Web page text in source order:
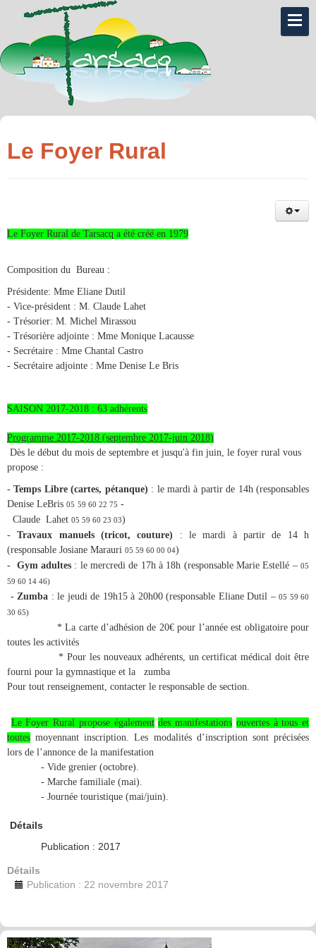
Le Foyer Rural
Le Foyer Rural de Tarsacq a été créé en 1979
Composition du Bureau :
Présidente: Mme Eliane Dutil
- Vice-président : M. Claude Lahet
- Trésorier: M. Michel Mirassou
- Trésorière adjointe : Mme Monique Lacausse
- Secrétaire : Mme Chantal Castro
- Secrétaire adjointe : Mme Denise Le Bris
SAISON 2017-2018 : 63 adhérents
Programme 2017-2018 (septembre 2017-juin 2018)
Dès le début du mois de septembre et jusqu'à fin juin, le foyer rural vous
propose :
-Temps Libre (cartes, pétanque) : le mardi à partir de 14h (responsables
Denise LeBris 05 59 60 22 75 -
Claude Lahet 05 59 60 23 03)
-Travaux manuels (tricot, couture) : le mardi à partir de 14 h
(responsable Josiane Marauri 05 59 60 00 04)
- Gym adultes : le mercredi de 17h à 18h (responsable Marie Estellé –05
59 60 14 46)
- Zumba : le jeudi de 19h15 à 20h00 (responsable Eliane Dutil – 05 59 60
30 65)
* La carte d’adhésion de 20€ pour l’année est obligatoire pour
toutes les activités
* Pour les nouveaux adhérents, un certificat médical doit être
fourni pour la gymnastique et la
zumba
Pour tout renseignement, contacter le responsable de section.
Le Foyer Rural propose également des manifestations ouvertes à tous et
toutes moyennant inscription. Les modalités d’inscription sont précisées
lors de l’annonce de la manifestation
- Vide grenier (octobre).
- Marche familiale (mai).
- Journée touristique (mai/juin).
Détails
Publication : 2017
Détails
Publication : 22 novembre 2017